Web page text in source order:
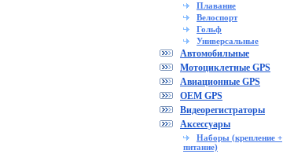
Плавание
Велоспорт
Гольф
Универсальные
Автомобильные
Мотоциклетные GPS
Авиационные GPS
OEM GPS
Видеорегистраторы
Аксессуары
Наборы (крепление +
питание)